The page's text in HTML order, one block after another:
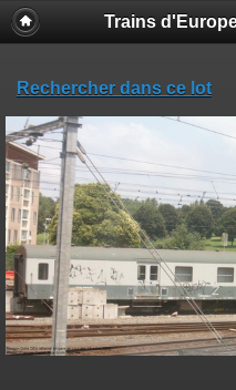
Trains
Rechercher dans ce lot